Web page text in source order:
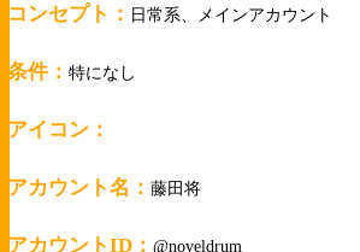
コンセプト： 日常系、メインアカウント
条件：特になし
アイコン：
アカウント名：藤田将
アカウントID：@noveldrum